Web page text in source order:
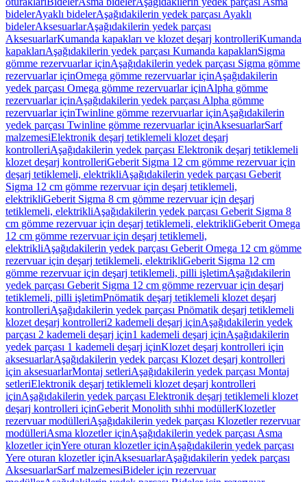
bidelerAyaklı bidelerAşağıdakilerin yedek parçası Ayaklı
bidelerAksesuarlarAşağıdakilerin yedek parçası
AksesuarlarKumanda kapakları ve klozet deşarj kontrolleriKumanda
kapaklarıAşağıdakilerin yedek parçası Kumanda kapaklarıSigma
gömme rezervuarlar içinAşağıdakilerin yedek parçası Sigma gömme
rezervuarlar içinOmega gömme rezervuarlar içinAşağıdakilerin
yedek parçası Omega gömme rezervuarlar içinAlpha gömme
rezervuarlar içinAşağıdakilerin yedek parçası Alpha gömme
rezervuarlar içinTwinline gömme rezervuarlar içinAşağıdakilerin
yedek parçası Twinline gömme rezervuarlar içinAksesuarlarSarf
malzemesiElektronik deşarj tetiklemeli klozet deşarj
kontrolleriAşağıdakilerin yedek parçası Elektronik deşarj tetiklemeli
klozet deşarj kontrolleriGeberit Sigma 12 cm gömme rezervuar için
deşarj tetiklemeli, elektrikliAşağıdakilerin yedek parçası Geberit
Sigma 12 cm gömme rezervuar için deşarj tetiklemeli,
elektrikliGeberit Sigma 8 cm gömme rezervuar için deşarj
tetiklemeli, elektrikliAşağıdakilerin yedek parçası Geberit Sigma 8
cm gömme rezervuar için deşarj tetiklemeli, elektrikliGeberit Omega
12 cm gömme rezervuar için deşarj tetiklemeli,
elektrikliAşağıdakilerin yedek parçası Geberit Omega 12 cm gömme
rezervuar için deşarj tetiklemeli, elektrikliGeberit Sigma 12 cm
gömme rezervuar için deşarj tetiklemeli, pilli işletimAşağıdakilerin
yedek parçası Geberit Sigma 12 cm gömme rezervuar için deşarj
tetiklemeli, pilli işletimPnömatik deşarj tetiklemeli klozet deşarj
kontrolleriAşağıdakilerin yedek parçası Pnömatik deşarj tetiklemeli
klozet deşarj kontrolleri2 kademeli deşarj içinAşağıdakilerin yedek
parçası 2 kademeli deşarj için1 kademeli deşarj içinAşağıdakilerin
yedek parçası 1 kademeli deşarj içinKlozet deşarj kontrolleri için
aksesuarlarAşağıdakilerin yedek parçası Klozet deşarj kontrolleri
için aksesuarlarMontaj setleriAşağıdakilerin yedek parçası Montaj
setleriElektronik deşarj tetiklemeli klozet deşarj kontrolleri
içinAşağıdakilerin yedek parçası Elektronik deşarj tetiklemeli klozet
deşarj kontrolleri içinGeberit Monolith sıhhi modüllerKlozetler
rezervuar modülleriAşağıdakilerin yedek parçası Klozetler rezervuar
modülleriAsma klozetler içinAşağıdakilerin yedek parçası Asma
klozetler içinYere oturan klozetler içinAşağıdakilerin yedek parçası
Yere oturan klozetler içinAksesuarlarAşağıdakilerin yedek parçası
AksesuarlarSarf malzemesiBideler için rezervuar